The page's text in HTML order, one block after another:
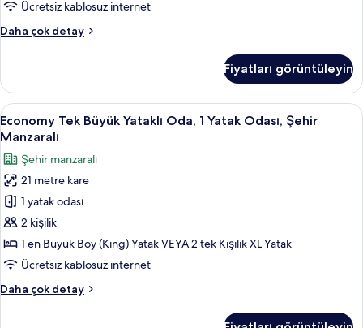
Sigara
Manzaralı
için
tüm
fotoğrafları
görün
Ücretsiz kablosuz internet
Daha çok detay
Comfort
Oda,
Büyük
(Queen)
Yatak,
Sigara
İçilebilir,
Deniz
Manzaralı
daha
fazla
Fiyatları görüntüleyin
Economy
Tek
Büyük
Yataklı
Oda,
Yatak
Odası,
Şehir
için
Economy Tek Büyük Yataklı Oda, 1
5
Economy Tek Büyük Yataklı Oda, 1 Yatak Odası, Şehir
Manzaralı
Şehir manzaralı
21 metre kare
1 yatak odası
2 kişilik
1 en Büyük Boy (King) Yatak VEYA 2 tek Kişilik XL Yatak
Ücretsiz kablosuz internet
Daha çok detay
Economy